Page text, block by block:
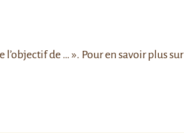
l’objectif de … ». Pour en savoir plus sur